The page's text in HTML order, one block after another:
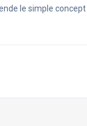
le simple